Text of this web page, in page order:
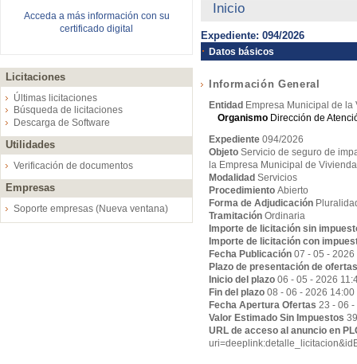
Acceda a más información con su
certificado digital
Licitaciones
Últimas licitaciones
Búsqueda de licitaciones
Descarga de Software
Utilidades
Verificación de documentos
Empresas
Soporte empresas (Nueva ventana)
Inicio
Expediente: 094/2026
Datos básicos
Información General
Entidad Empresa Municipal de
Organismo Dirección de
Expediente 094/2026
Objeto Servicio de seguro de
la Empresa Municipal de
Modalidad Servicios
Procedimiento Abierto
Forma de Adjudicación
Tramitación Ordinaria
Importe de licitación sin
Importe de licitación con
Fecha Publicación 07 - 05 - 2026
Plazo de presentación de ofertas
Inicio del plazo 06 - 05 - 2026
Fin del plazo 08 - 06 - 2026 14:00
Fecha Apertura Ofertas 23 - 06
Valor Estimado Sin Impuestos
URL de acceso al anuncio en